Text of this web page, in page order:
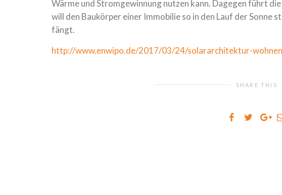
Wärme und Stromgewinnung nut­zen kann. Dagegen führt
will den Baukörper einer Immobilie so in den Lauf der
fängt.
http://www.enwipo.de/2017/03/24/solararchitektur-
SHARE THIS